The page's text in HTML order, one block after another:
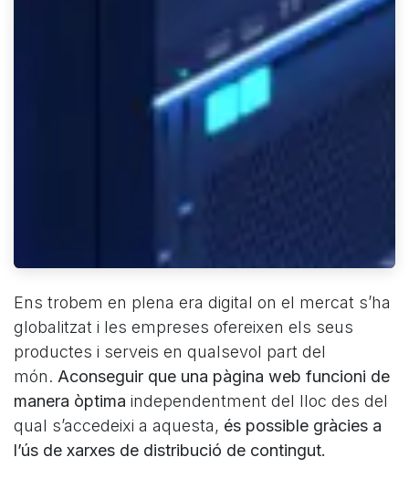
Ens trobem en plena era digital on el mercat s’ha
globalitzat i les empreses ofereixen els seus
productes i serveis en qualsevol part del
món. Aconseguir que una pàgina web funcioni de
manera òptima independentment del lloc des del
qual s’accedeixi a aquesta, és possible gràcies a
l’ús de xarxes de distribució de contingut.